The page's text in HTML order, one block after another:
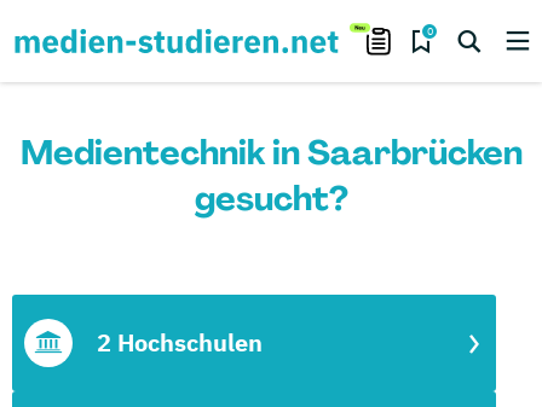
0
Medientechnik in Saarbrücken
gesucht?
2 Hochschulen